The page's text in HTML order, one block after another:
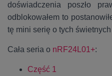
doświadczenia poszło
odblokowałem to
tę mini serię o tych świetnych
Cała seria o nRF24L01+:
Część 1